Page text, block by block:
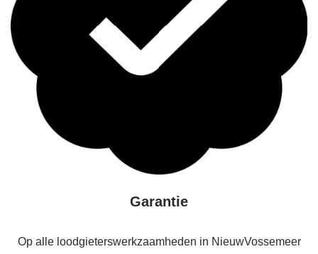
Garantie
Op alle loodgieterswerkzaamheden in NieuwVossemeer